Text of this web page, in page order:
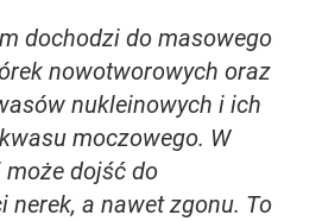
dochodzi do masowego
nowotworowych oraz
nukleinowych i ich
moczowego. W
dojść do
nerek, a nawet zgonu. To